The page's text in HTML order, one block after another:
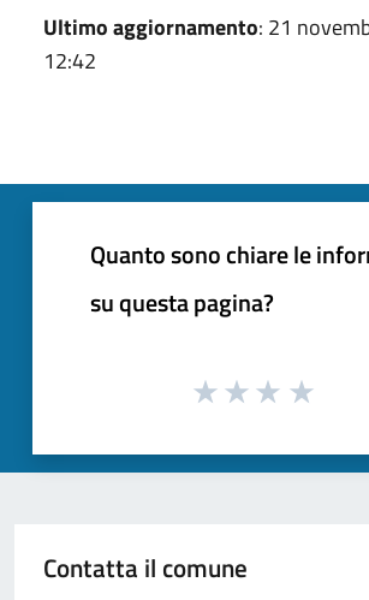
Ultimo aggiornamento: 21
12:42
Quanto sono chiare le
su questa pagina?
Contatta il comune